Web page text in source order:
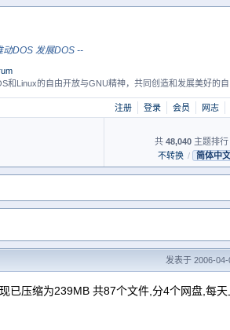
展DOS --
Linux的自由开放与GNU精神，共同创造和发展美好的自
注册 登录 会员 网志
共 48,040 主题排行
不转换 / 简体中文
发表于 2006-
已压缩为239MB 共87个文件,分4个网盘,每